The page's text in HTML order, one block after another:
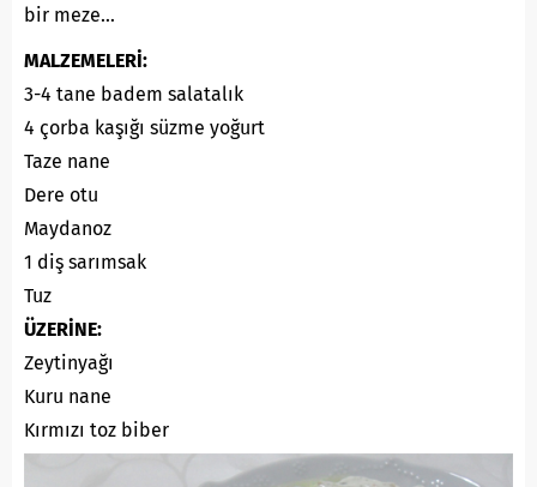
bir meze…
MALZEMELERİ:
3-4 tane badem salatalık
4 çorba kaşığı süzme yoğurt
Taze nane
Dere otu
Maydanoz
1 diş sarımsak
Tuz
ÜZERİNE:
Zeytinyağı
Kuru nane
Kırmızı toz biber